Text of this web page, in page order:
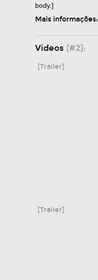
body.]
Mais informações:
Videos [#2]:
[Trailer]
[Trailer]